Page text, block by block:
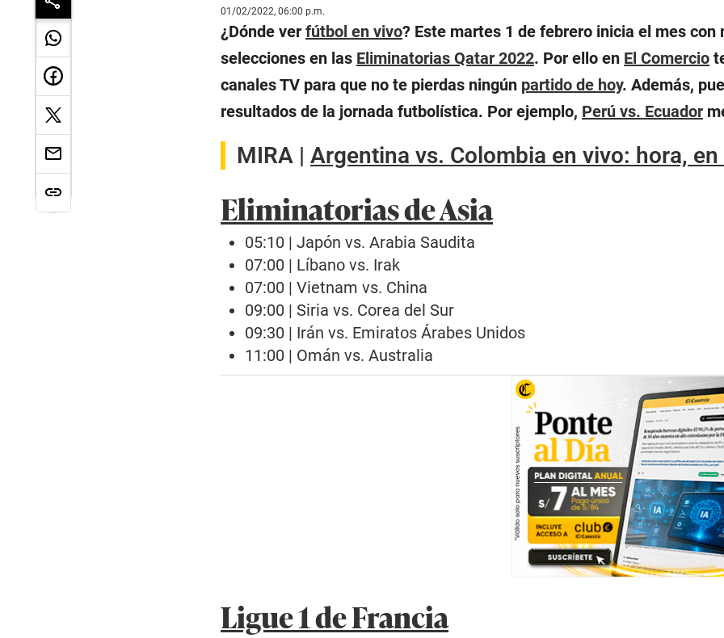
01/02/2022, 06:00 p.m.
¿Dónde verfútbol en vivo? Este martes 1 de febrero inicia el mes
selecciones en las Eliminatorias Qatar 2022. Por ello en El Comercio
canales TV para que no te pierdas ningún partido de hoy. Además,
resultados de la jornada futbolística. Por ejemplo, Perú vs. Ecuador
MIRA |Argentina vs. Colombia en vivo: hora,
Eliminatorias de Asia
05:10 | Japón vs. Arabia Saudita
07:00 | Líbano vs. Irak
07:00 | Vietnam vs. China
09:00 | Siria vs. Corea del Sur
09:30 | Irán vs. Emiratos Árabes Unidos
11:00 | Omán vs. Australia
Ligue 1 de Francia